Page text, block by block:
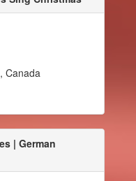
Canada
| German